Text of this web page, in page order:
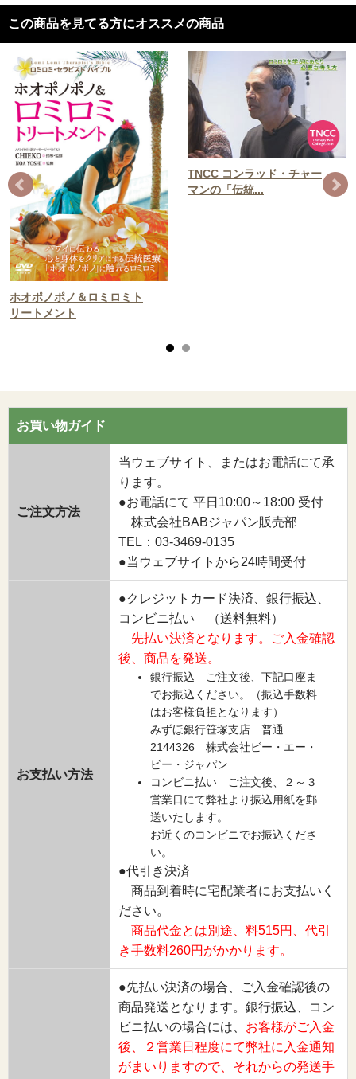
この商品を見てる方にオススメの商品
ホオポノポノ＆ロミロミト
リートメント
TNCC コンラッド・チャー
マンの「伝統...
お買い物ガイド
ご注文方法
当ウェブサイト、またはお電話にて承
ります。
●お電話にて 平日10:00～18:00 受付
株式会社BABジャパン販売部
TEL：03-3469-0135
●当ウェブサイトから24時間受付
お支払い方法
●クレジットカード決済、銀行振込、
コンビニ払い （送料無料）
先払い決済となります。ご入金確認
後、商品を発送。
銀行振込 ご注文後、下記口座ま
でお振込ください。（振込手数料
はお客様負担となります）
みずほ銀行笹塚支店 普通
2144326 株式会社ビー・エー・
ビー・ジャパン
コンビニ払い ご注文後、２～３
営業日にて弊社より振込用紙を郵
送いたします。
お近くのコンビニでお振込くださ
い。
●代引き決済
商品到着時に宅配業者にお支払いく
ださい。
商品代金とは別途、料515円、代引
き手数料260円がかかります。
●先払い決済の場合、ご入金確認後の
商品発送となります。銀行振込、コン
ビニ払いの場合には、 お客様がご入金
後、２営業日程度にて弊社に入金通知
がまいりますので、それからの発送手